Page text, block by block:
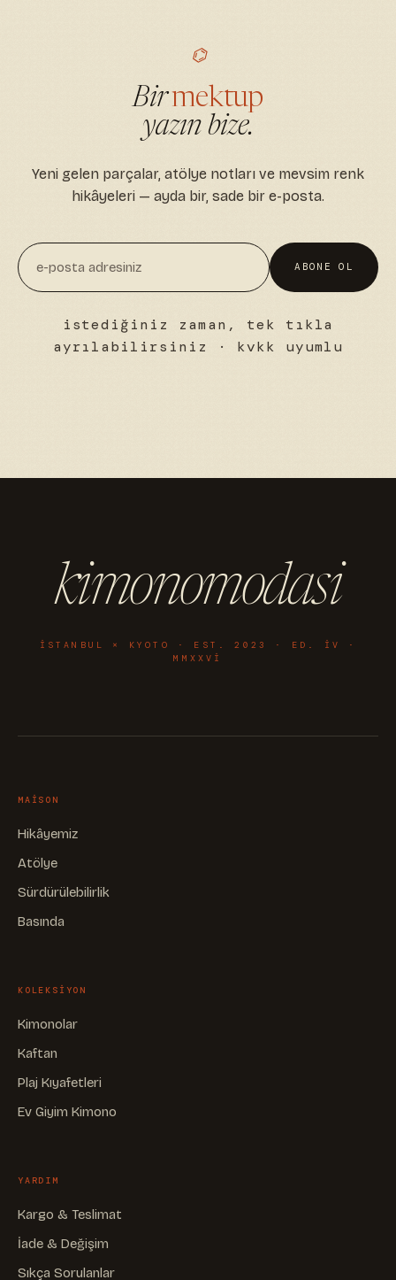
⌬
Birmektup
yazın bize.
Yeni gelen parçalar, atölye notları ve mevsim renk
hikâyeleri — ayda bir, sade bir e-posta.
ABONE OL
istediğiniz zaman, tek tıkla
ayrılabilirsiniz · kvkk uyumlu
kimonomodasi
ISTANBUL × KYOTO · EST. 2023 · ED. IV ·
MMXXVI
MAISON
Hikâyemiz
Atölye
Sürdürülebilirlik
Basında
KOLEKSIYON
Kimonolar
Kaftan
Plaj Kıyafetleri
Ev Giyim Kimono
YARDIM
Kargo & Teslimat
İade & Değişim
Sıkça Sorulanlar